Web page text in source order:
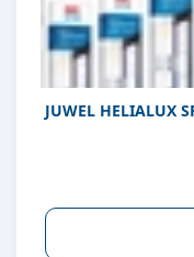
JUWEL HELIALUX